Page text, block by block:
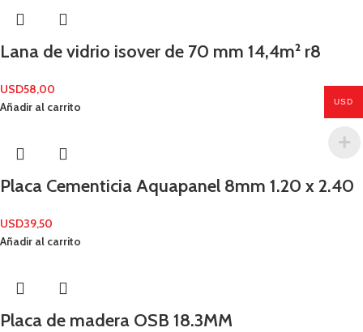
Lana de vidrio isover de 70 mm 14,4m² r8
USD58,00
Añadir al carrito
Placa Cementicia Aquapanel 8mm 1.20 x 2.40
USD39,50
Añadir al carrito
Placa de madera OSB 18.3MM
USD